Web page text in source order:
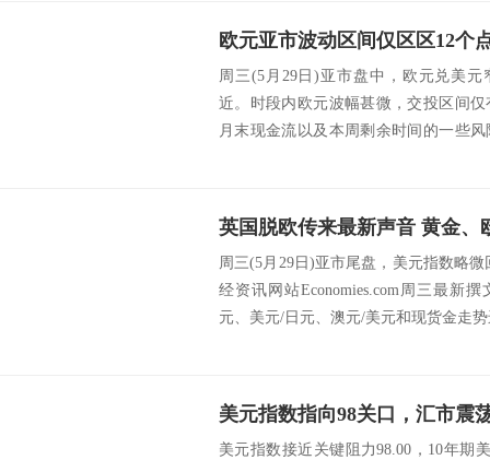
周三(5月29日)亚市盘中，欧元兑美元
近。时段内欧元波幅甚微，交投区间
月末现金流以及本周剩余时间的一些
周三(5月29日)亚市尾盘，美元指数略
经资讯网站Economies.com周三最新
元、美元/日元、澳元/美元和现货金走
美元指数指向98关口，汇市震
美元指数接近关键阻力98.00，10年期